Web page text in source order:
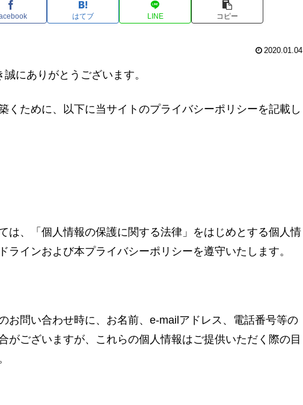
はてブ LINE コピー
2020.01.04
にありがとうございます。
くために、以下に当サイトのプライバシーポリシーを記載し
は、「個人情報の保護に関する法律」をはじめとする個人情
ラインおよび本プライバシーポリシーを遵守いたします。
お問い合わせ時に、お名前、e-mailアドレス、電話番号等の
がございますが、これらの個人情報はご提供いただく際の目